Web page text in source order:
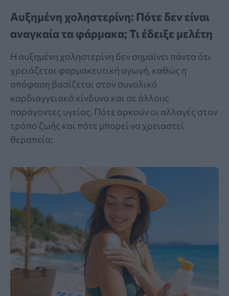
Αυξημένη χοληστερίνη: Πότε δεν είναι
αναγκαία τα φάρμακα; Τι έδειξε μελέτη
Η αυξημένη χοληστερίνη δεν σημαίνει πάντα ότι
χρειάζεται φαρμακευτική αγωγή, καθώς η
απόφαση βασίζεται στον συνολικό
καρδιαγγειακό κίνδυνο και σε άλλους
παράγοντες υγείας. Πότε αρκούν οι αλλαγές στον
τρόπο ζωής και πότε μπορεί να χρειαστεί
θεραπεία;